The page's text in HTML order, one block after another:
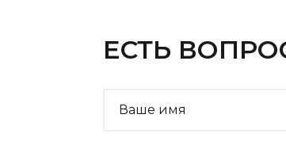
ЕСТЬ
Ваше имя
Website